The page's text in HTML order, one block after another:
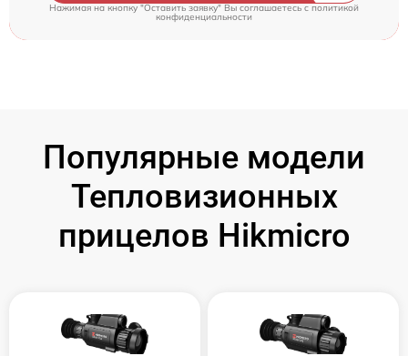
Нажимая на кнопку "Оставить заявку" Вы соглашаетесь cполитикой
конфиденциальности
Популярные модели
Тепловизионных
прицелов Hikmicro